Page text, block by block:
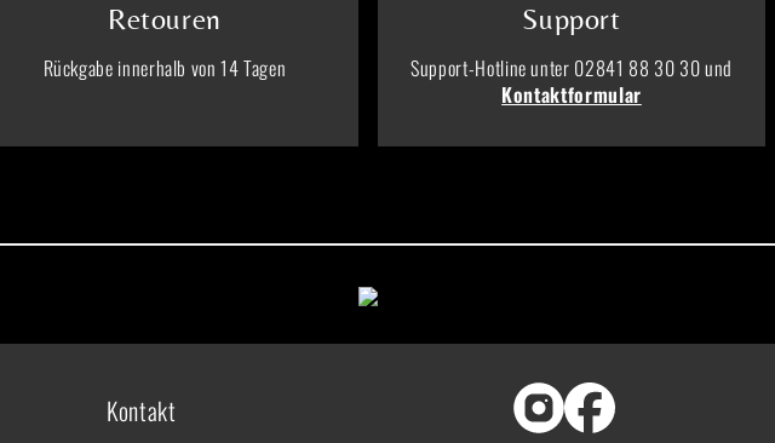
Retouren
Rückgabe innerhalb von 14 Tagen
Support
Support-Hotline unter 02841 88 30 30 und
Kontaktformular
Kontakt